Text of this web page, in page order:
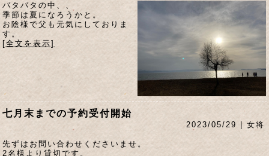
バタバタの中、、
季節は夏になろうかと。
お陰様で父も元気にしておりま
す。
[全文を表示]
七月末までの予約受付開始
2023/05/29 | 女将
先ずはお問い合わせくださいませ。
2名様より貸切です。